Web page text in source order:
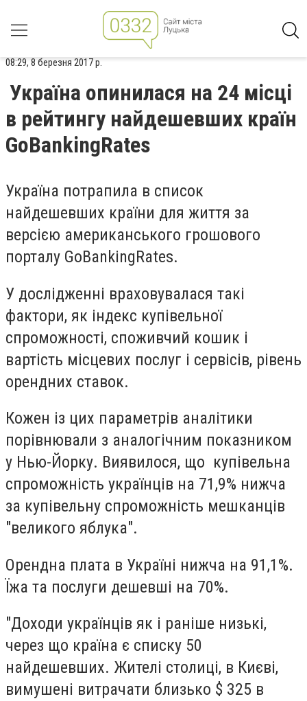
08:29, 8 березня 2017 р.
Україна опинилася на 24 місці
в рейтингу найдешевших країн
GoBankingRates
Україна потрапила в список
найдешевших країни для життя за
версією американського грошового
порталу GoBankingRates.
У дослідженні враховувалася такі
фактори, як індекс купівельної
спроможності, споживчий кошик і
вартість місцевих послуг і сервісів, рівень
орендних ставок.
Кожен із цих параметрів аналітики
порівнювали з аналогічним показником
у Нью-Йорку. Виявилося, що купівельна
спроможність українців на 71,9% нижча
за купівельну спроможність мешканців
"великого яблука".
Орендна плата в Україні нижча на 91,1%.
Їжа та послуги дешевші на 70%.
"Доходи українців як і раніше низькі,
через що країна є списку 50
найдешевших. Жителі столиці, в Києві,
вимушені витрачати близько $ 325 в